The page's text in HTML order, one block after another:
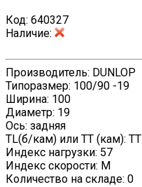
Код: 640327
Наличие:
Производитель: DUNLOP
Типоразмер: 100/90 -19
Ширина: 100
Диаметр: 19
Ось: задняя
TL(б/кам) или TT (кам): TT
Индекс нагрузки: 57
Индекс скорости: M
Количество на складе: 0